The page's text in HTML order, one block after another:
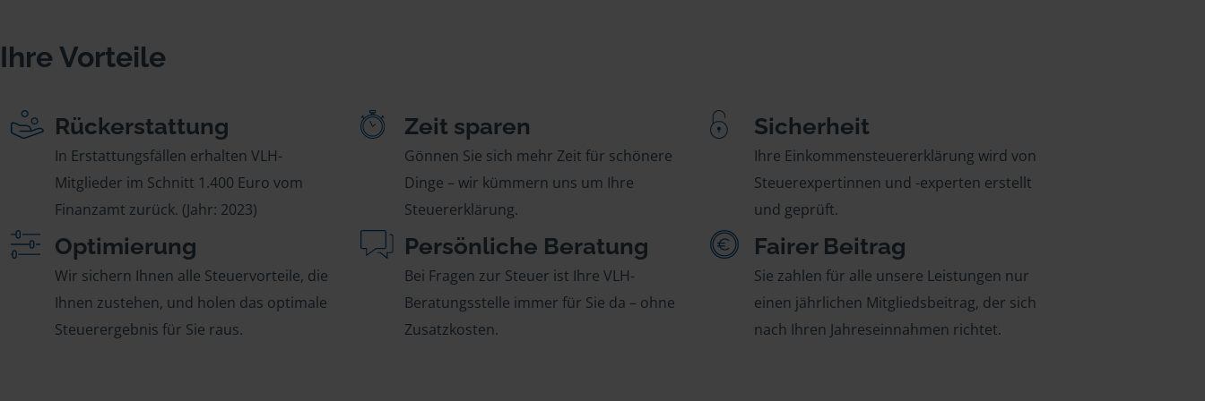
Ihre Vorteile
Rückerstattung
In Erstattungsfällen erhalten VLH-
Mitglieder im Schnitt 1.400 Euro vom
Finanzamt zurück. (Jahr: 2023)
Zeit sparen
Gönnen Sie sich mehr Zeit für schönere
Dinge – wir kümmern uns um Ihre
Steuererklärung.
Sicherheit
Ihre Einkommensteuererklärung wird von
Steuerexpertinnen und -experten erstellt
und geprüft.
Optimierung
Wir sichern Ihnen alle Steuervorteile, die
Ihnen zustehen, und holen das optimale
Steuerergebnis für Sie raus.
Persönliche Beratung
Bei Fragen zur Steuer ist Ihre VLH-
Beratungsstelle immer für Sie da – ohne
Zusatzkosten.
Fairer Beitrag
Sie zahlen für alle unsere Leistungen nur
einen jährlichen Mitgliedsbeitrag, der sich
nach Ihren Jahreseinnahmen richtet.